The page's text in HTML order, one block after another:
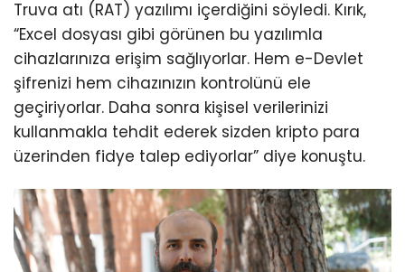
Truva atı (RAT) yazılımı içerdiğini söyledi. Kırık,
“Excel dosyası gibi görünen bu yazılımla
cihazlarınıza erişim sağlıyorlar. Hem e-Devlet
şifrenizi hem cihazınızın kontrolünü ele
geçiriyorlar. Daha sonra kişisel verilerinizi
kullanmakla tehdit ederek sizden kripto para
üzerinden fidye talep ediyorlar” diye konuştu.